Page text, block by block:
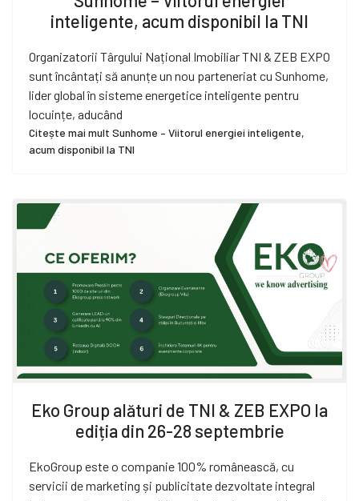
inteligente, acum disponibil la TNI
Organizatorii Târgului Național Imobiliar TNI & ZEB EXPO
sunt încântați să anunțe un nou parteneriat cu Sunhome,
lider global în sisteme energetice inteligente pentru
locuințe, aducând
Citește mai mult Sunhome – Viitorul energiei inteligente,
acum disponibil la TNI
Eko Group alături de TNI & ZEB EXPO la
ediția din 26-28 septembrie
EkoGroup este o companie 100% românească, cu
servicii de marketing și publicitate dezvoltate integral